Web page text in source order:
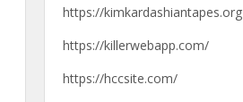
https://kimkardashiantapes.org
https://killerwebapp.com/
https://hccsite.com/